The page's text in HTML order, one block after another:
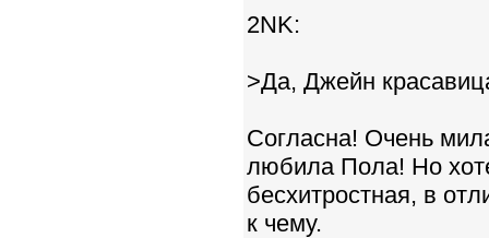
2NK:
>Да, Джейн
Согласна! Очень
любила Пола! Но
бесхитростная, в
к чему.